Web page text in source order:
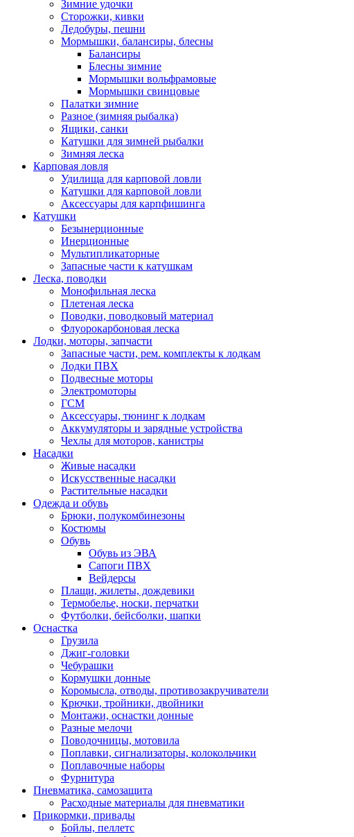
Зимние удочки
Сторожки, кивки
Ледобуры, пешни
Мормышки, балансиры, блесны
Балансиры
Блесны зимние
Мормышки вольфрамовые
Мормышки свинцовые
Палатки зимние
Разное (зимняя рыбалка)
Ящики, санки
Катушки для зимней рыбалки
Зимняя леска
Карповая ловля
Удилища для карповой ловли
Катушки для карповой ловли
Аксессуары для карпфишинга
Катушки
Безынерционные
Инерционные
Мультипликаторные
Запасные части к катушкам
Леска, поводки
Монофильная леска
Плетеная леска
Поводки, поводковый материал
Флуорокарбоновая леска
Лодки, моторы, запчасти
Запасные части, рем. комплекты к лодкам
Лодки ПВХ
Подвесные моторы
Электромоторы
ГСМ
Аксессуары, тюнинг к лодкам
Аккумуляторы и зарядные устройства
Чехлы для моторов, канистры
Насадки
Живые насадки
Искусственные насадки
Растительные насадки
Одежда и обувь
Брюки, полукомбинезоны
Костюмы
Обувь
Обувь из ЭВА
Сапоги ПВХ
Вейдерсы
Плащи, жилеты, дождевики
Термобелье, носки, перчатки
Футболки, бейсболки, шапки
Оснастка
Грузила
Джиг-головки
Чебурашки
Кормушки донные
Коромысла, отводы, противозакручиватели
Крючки, тройники, двойники
Монтажи, оснастки донные
Разные мелочи
Поводочницы, мотовила
Поплавки, сигнализаторы, колокольчики
Поплавочные наборы
Фурнитура
Пневматика, самозащита
Расходные материалы для пневматики
Прикормки, привады
Бойлы, пеллетс